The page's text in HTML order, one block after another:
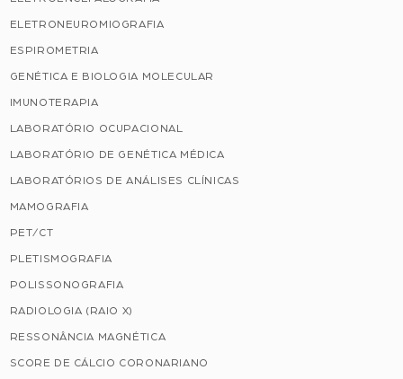
ELETRONEUROMIOGRAFIA
ESPIROMETRIA
GENÉTICA E BIOLOGIA MOLECULAR
IMUNOTERAPIA
LABORATÓRIO OCUPACIONAL
LABORATÓRIO DE GENÉTICA MÉDICA
LABORATÓRIOS DE ANÁLISES CLÍNICAS
MAMOGRAFIA
PET/CT
PLETISMOGRAFIA
POLISSONOGRAFIA
RADIOLOGIA (RAIO X)
RESSONÂNCIA MAGNÉTICA
SCORE DE CÁLCIO CORONARIANO